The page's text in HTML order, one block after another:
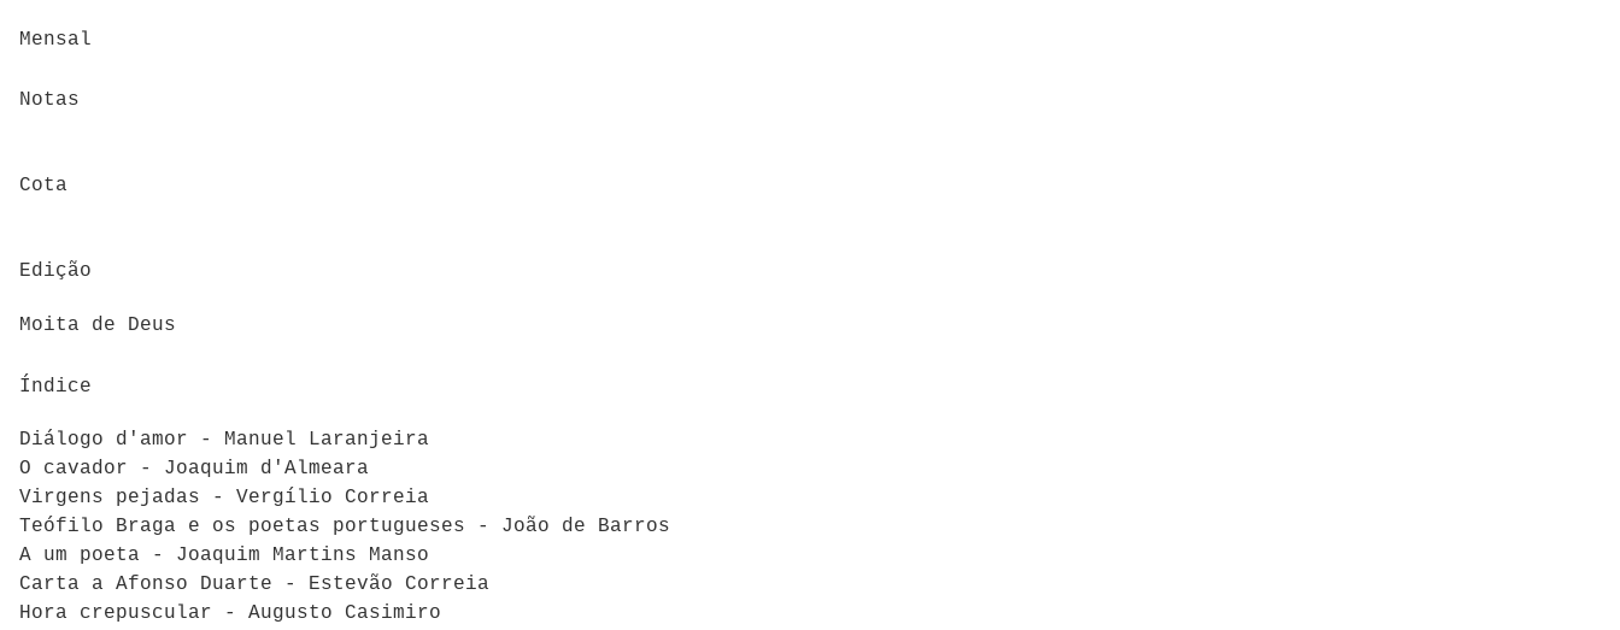
Mensal
Notas
Cota
Edição
Moita de Deus
Índice
Diálogo d'amor - Manuel Laranjeira
O cavador - Joaquim d'Almeara
Virgens pejadas - Vergílio Correia
Teófilo Braga e os poetas portugueses - João de Barros
A um poeta - Joaquim Martins Manso
Carta a Afonso Duarte - Estevão Correia
Hora crepuscular - Augusto Casimiro